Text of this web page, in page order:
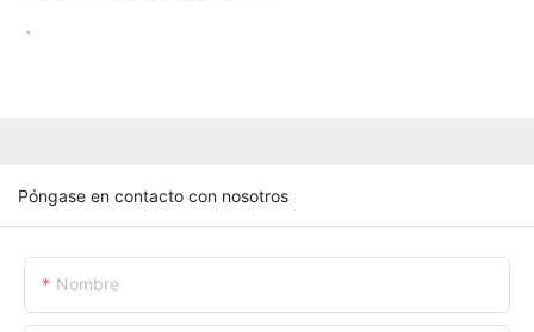
.
Póngase en contacto con nosotros
Nombre